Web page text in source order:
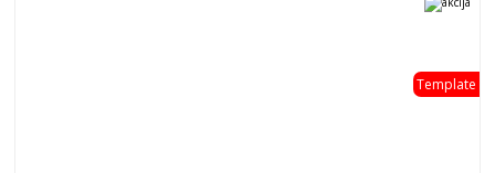
- 0 %
template
Template